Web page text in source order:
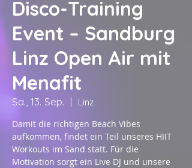
Disco-Training
Event – Sandburg
Linz Open Air mit
Menafit
Sa., 13. Sep.
  |
Linz
Damit die richtigen Beach Vibes
aufkommen, findet ein Teil unseres HIIT
Workouts im Sand statt. Für die
Motivation sorgt ein Live DJ und unsere